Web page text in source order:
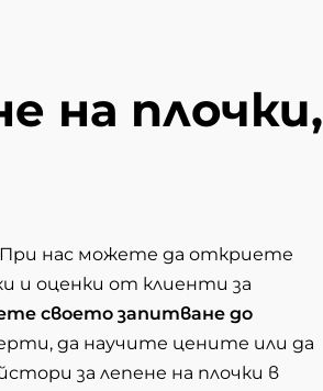
на плочки,
нас можете да откриете
и оценки от клиенти за
своето запитване до
да научите цените или да
за лепене на плочки в